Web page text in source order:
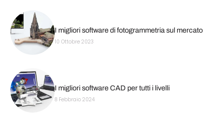
I migliori software di fotogrammetria sul mercato
10 Ottobre 2023
I migliori software CAD per tutti i livelli
8 Febbraio 2024